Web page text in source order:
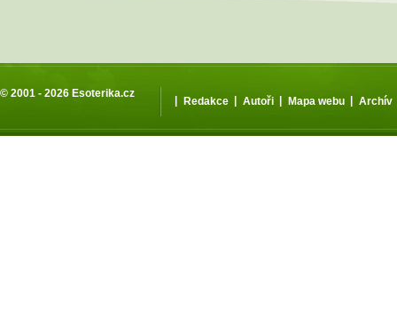
© 2001 - 2026 Esoterika.cz
| Redakce | Autoři | Mapa webu | Archív